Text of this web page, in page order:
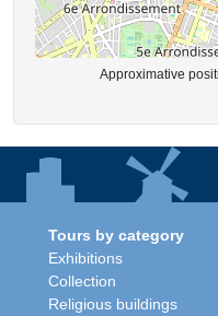
Approximative
Tours by category
Exhibitions
Collection
Religious buildings